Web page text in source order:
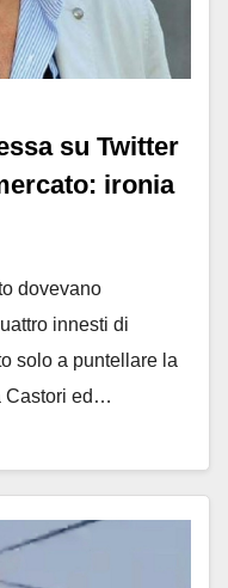
su Twitter
ironia
dovevano
innesti di
solo a puntellare la
Castori ed…